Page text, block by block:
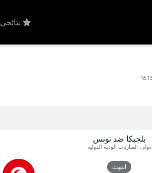
نتائجي
بلجيكا ضد تونس
دولي, المباريات الودية الدولية
انتهت